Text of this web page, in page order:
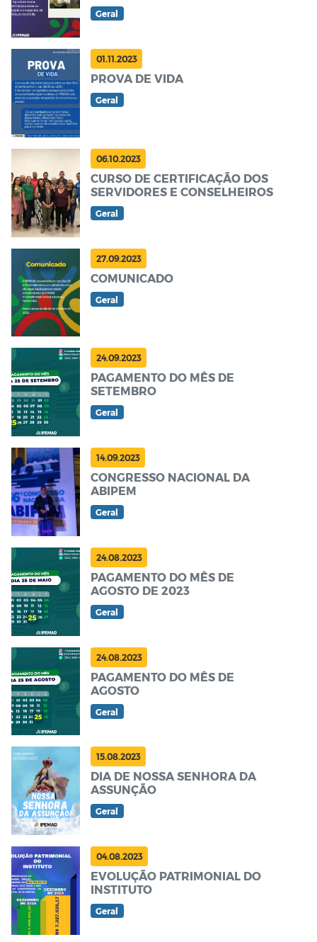
Geral
01.11.2023
PROVA DE VIDA
Geral
06.10.2023
CURSO DE CERTIFICAÇÃO DOS
SERVIDORES E CONSELHEIROS
Geral
27.09.2023
COMUNICADO
Geral
24.09.2023
PAGAMENTO DO MÊS DE
SETEMBRO
Geral
14.09.2023
CONGRESSO NACIONAL DA
ABIPEM
Geral
24.08.2023
PAGAMENTO DO MÊS DE
AGOSTO DE 2023
Geral
24.08.2023
PAGAMENTO DO MÊS DE
AGOSTO
Geral
15.08.2023
DIA DE NOSSA SENHORA DA
ASSUNÇÃO
Geral
04.08.2023
EVOLUÇÃO PATRIMONIAL DO
INSTITUTO
Geral